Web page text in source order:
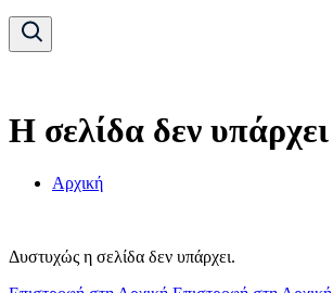
Η σελίδα δεν υπάρχει
Αρχική
Δυστυχώς η σελίδα δεν υπάρχει.